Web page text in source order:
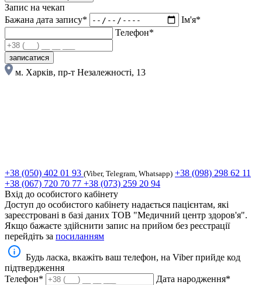
Запис на чекап
Бажана дата запису*
Ім'я*
Телефон*
записатися
м. Харків, пр-т Незалежності, 13
+38 (050) 402 01 93 (Viber, Telegram, Whatsapp) +38 (098) 298 62 11
+38 (067) 720 70 77 +38 (073) 259 20 94
Вхід до особистого кабінету
Доступ до особистого кабінету надається пацієнтам, які
зареєстровані в базі даних ТОВ "Медичний центр здоров'я".
Якщо бажаєте здійснити запис на прийом без реєстрації
перейдіть за посиланням
Будь ласка, вкажіть ваш телефон, на Viber прийде код
підтвердження
Телефон*
Дата народження*